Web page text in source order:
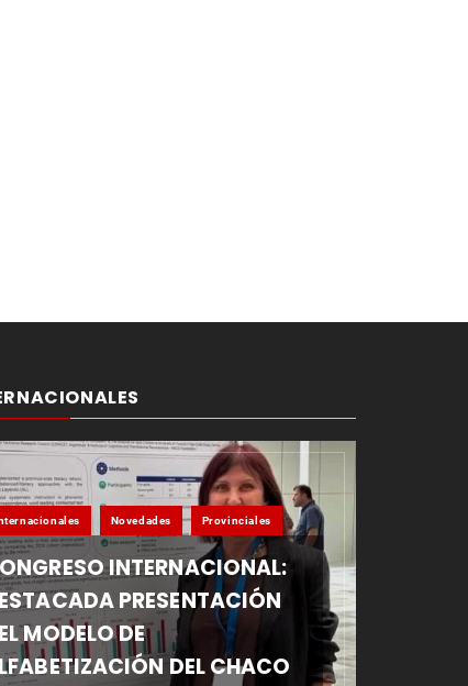
Novedades Provinciales
INTERNACIONAL:
PRESENTACIÓN
MODELO DE
DEL CHACO